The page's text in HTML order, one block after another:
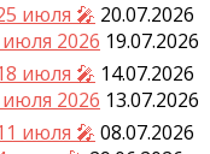
июля 🎤 20.07.2026
2026 19.07.2026
июля 🎤 14.07.2026
2026 13.07.2026
июля 🎤 08.07.2026